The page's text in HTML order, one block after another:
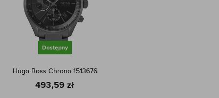
Dostępny
Hugo Boss Chrono 1513676
493,59 zł